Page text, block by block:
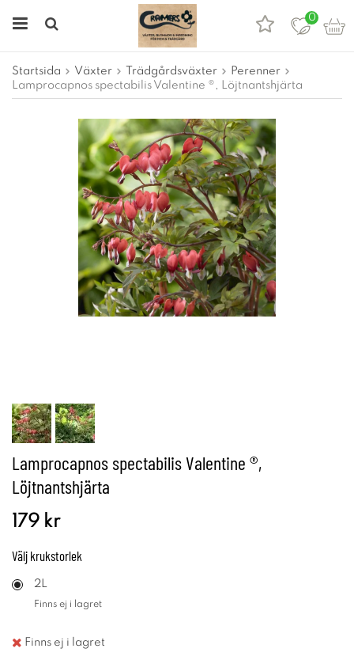
0
Startsida Växter Trädgårdsväxter
Perenner
Lamprocapnos spectabilis Valentine ®, Löjtnantshjärta
Lamprocapnos spectabilis Valentine ®,
Löjtnantshjärta
179 kr
Välj krukstorlek
2L
Finns ej i lagret
Finns ej i lagret